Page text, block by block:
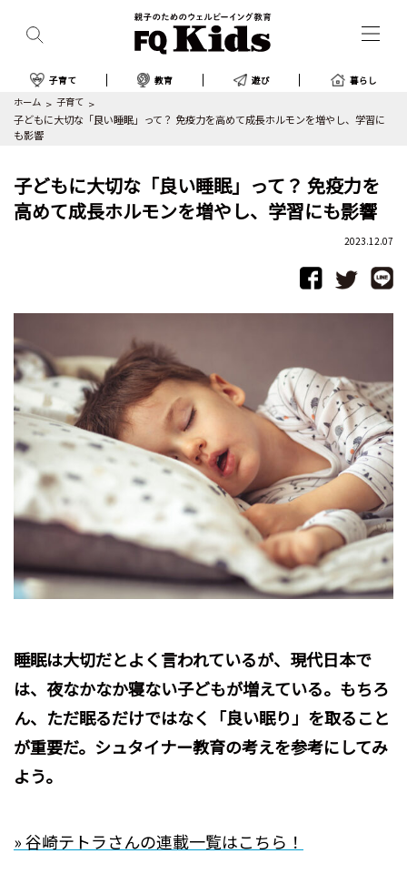
子育て 教育 遊び 暮らし
ホーム 子育て
子どもに大切な「良い睡眠」って？ 免疫力を高めて成長ホルモンを増やし、学習に
も影響
子どもに大切な「良い睡眠」って？ 免疫力を
高めて成長ホルモンを増やし、学習にも影響
2023.12.07
睡眠は大切だとよく言われているが、現代日本で
は、夜なかなか寝ない子どもが増えている。もちろ
ん、ただ眠るだけではなく「良い眠り」を取ること
が重要だ。シュタイナー教育の考えを参考にしてみ
よう。
» 谷崎テトラさんの連載一覧はこちら！